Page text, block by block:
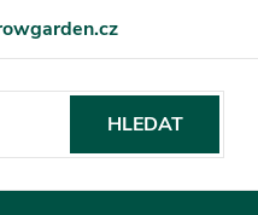
ochrany osobních údajů a
HLEDAT